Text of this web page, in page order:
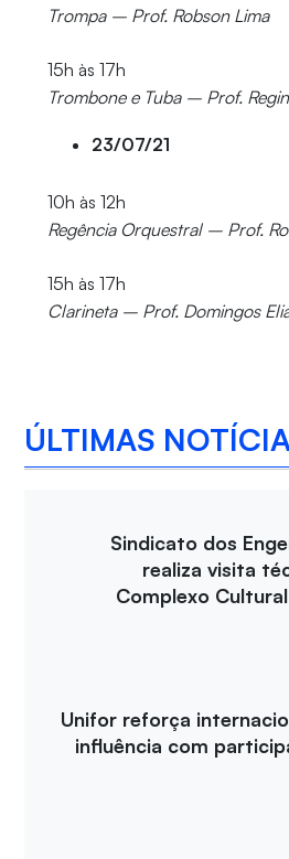
Trompa – Prof. Robson Lima
15h às 17h
Trombone e Tuba – Prof.
23/07/21
10h às 12h
Regência Orquestral – Prof.
15h às 17h
Clarineta – Prof. Domingos
ÚLTIMAS
Sindicato dos
realiza visita
Complexo
Unifor reforça
influência com